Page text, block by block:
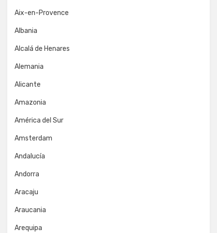
Aix-en-Provence
Albania
Alcalá de Henares
Alemania
Alicante
Amazonia
América del Sur
Amsterdam
Andalucía
Andorra
Aracaju
Araucania
Arequipa